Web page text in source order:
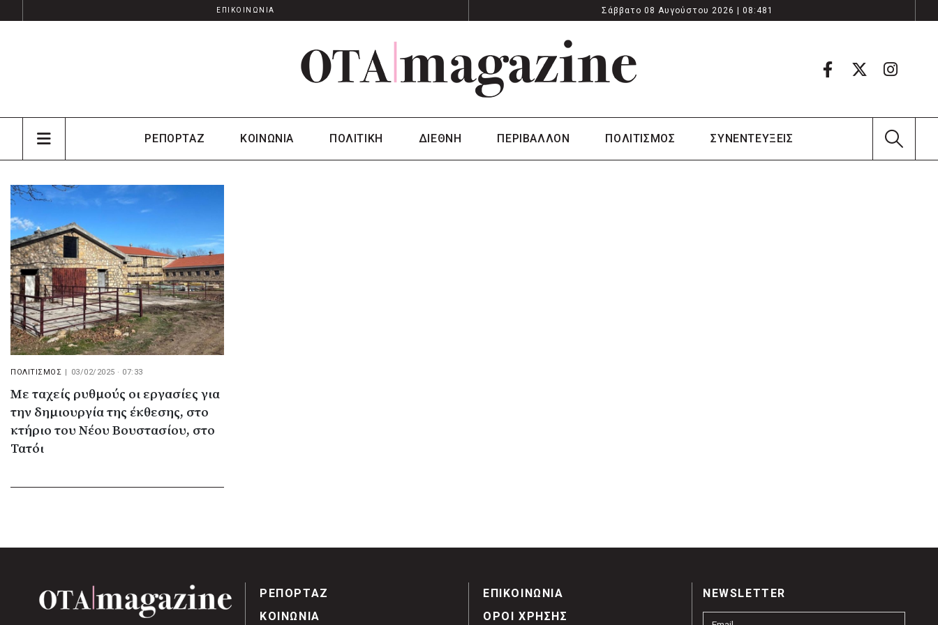
ΕΠΙΚΟΙΝΩΝΙΑ Σάββατο 08 Αυγούστου 2026 | 08:481
ΡΕΠΟΡΤΑΖ ΚΟΙΝΩΝΙΑ ΠΟΛΙΤΙΚΗ ΔΙΕΘΝΗ ΠΕΡΙΒΑΛΛΟΝ ΠΟΛΙΤΙΣΜΟΣ ΣΥΝΕΝΤΕΥΞΕΙΣ
ΠΟΛΙΤΙΣΜΟΣ | 03/02/2025 · 07:33
Με ταχείς ρυθμούς οι εργασίες για
την δημιουργία της έκθεσης, στο
κτήριο του Νέου Βουστασίου, στο
Τατόι
ΡΕΠΟΡΤΑΖ
ΚΟΙΝΩΝΙΑ
ΕΠΙΚΟΙΝΩΝΙΑ
ΟΡΟΙ ΧΡΗΣΗΣ
NEWSLETTER